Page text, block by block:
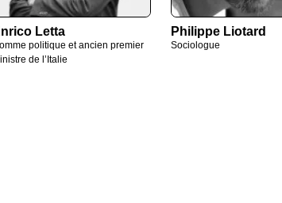
Letta
politique et ancien premier
de l’Italie
Philippe Liotard
Sociologue